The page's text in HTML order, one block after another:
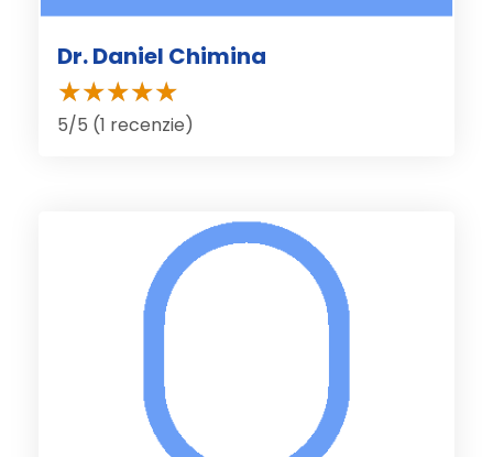
Dr. Daniel Chimina
5/5 (1 recenzie)